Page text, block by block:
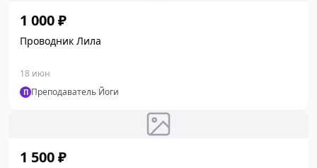
1 000 ₽
Проводник Лила
18 июн
П Преподаватель Йоги
1 500 ₽